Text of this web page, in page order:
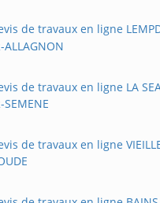
de travaux en ligne
ALLAGNON
de travaux en ligne LA
SEMENE
de travaux en ligne